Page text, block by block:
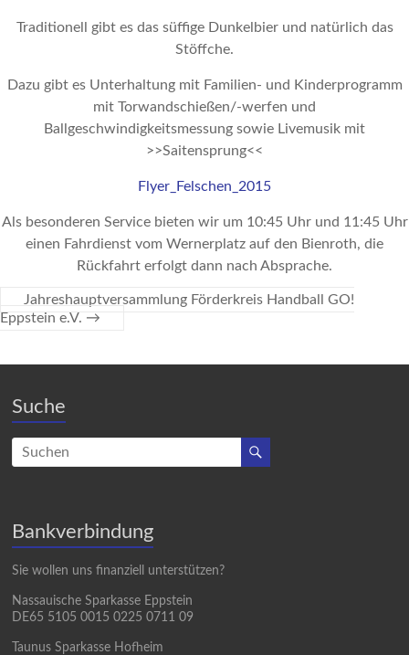
Traditionell gibt es das süffige Dunkelbier und natürlich das
Stöffche.
Dazu gibt es Unterhaltung mit Familien- und Kinderprogramm
mit Torwandschießen/-werfen und
Ballgeschwindigkeitsmessung sowie Livemusik mit
>>Saitensprung<<
Flyer_Felschen_2015
Als besonderen Service bieten wir um 10:45 Uhr und 11:45 Uhr
einen Fahrdienst vom Wernerplatz auf den Bienroth, die
Rückfahrt erfolgt dann nach Absprache.
Jahreshauptversammlung Förderkreis Handball GO!
Eppstein e.V. →
Suche
Bankverbindung
Sie wollen uns finanziell unterstützen?
Nassauische Sparkasse Eppstein
DE65 5105 0015 0225 0711 09
Taunus Sparkasse Hofheim